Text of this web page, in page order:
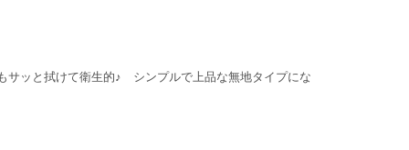
サッと拭けて衛生的♪ シンプルで上品な無地タイプにな